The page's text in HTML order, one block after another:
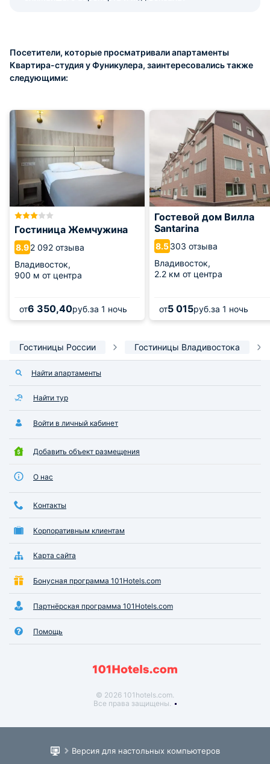
Посетители, которые просматривали апартаменты
Квартира-студия у Фуникулера, заинтересовались также
следующими:
Гостиница Жемчужина
8.92 092 отзыва
Владивосток,
900 м от центра
от6 350,40руб.за 1 ночь
Гостевой дом Вилла
Santarina
8.5303 отзыва
Владивосток,
2.2 км от центра
от5 015руб.за 1 ночь
Гостиницы России Гостиницы Владивостока
Найти апартаменты
Найти тур
Войти в личный кабинет
Добавить объект размещения
О нас
Контакты
Корпоративным клиентам
Карта сайта
Бонусная программа 101Hotels.com
Партнёрская программа 101Hotels.com
Помощь
© 2026 101hotels.com.
Все права защищены.
Версия для настольных компьютеров